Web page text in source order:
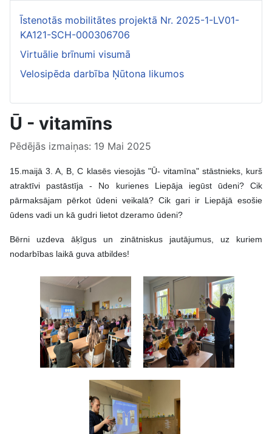
Īstenotās mobilitātes projektā Nr. 2025-1-LV01-
KA121-SCH-000306706
Virtuālie brīnumi visumā
Velosipēda darbība Ņūtona likumos
Ū - vitamīns
Pēdējās izmaiņas: 19 Mai 2025
15.maijā 3. A, B, C klasēs viesojās "Ū- vitamīna" stāstnieks, kurš
atraktīvi pastāstīja - No kurienes Liepāja iegūst ūdeni? Cik
pārmaksājam pērkot ūdeni veikalā? Cik gari ir Liepājā esošie
ūdens vadi un kā gudri lietot dzeramo ūdeni?
Bērni uzdeva āķīgus un zinātniskus jautājumus, uz kuriem
nodarbības laikā guva atbildes!